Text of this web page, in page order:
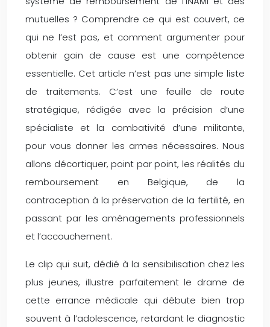
mutuelles ? Comprendre ce qui est couvert, ce
qui ne l’est pas, et comment argumenter pour
obtenir gain de cause est une compétence
essentielle. Cet article n’est pas une simple liste
de traitements. C’est une feuille de route
stratégique, rédigée avec la précision d’une
spécialiste et la combativité d’une militante,
pour vous donner les armes nécessaires. Nous
allons décortiquer, point par point, les réalités du
remboursement en Belgique, de la
contraception à la préservation de la fertilité, en
passant par les aménagements professionnels
et l’accouchement.
Le clip qui suit, dédié à la sensibilisation chez les
plus jeunes, illustre parfaitement le drame de
cette errance médicale qui débute bien trop
souvent à l’adolescence, retardant le diagnostic